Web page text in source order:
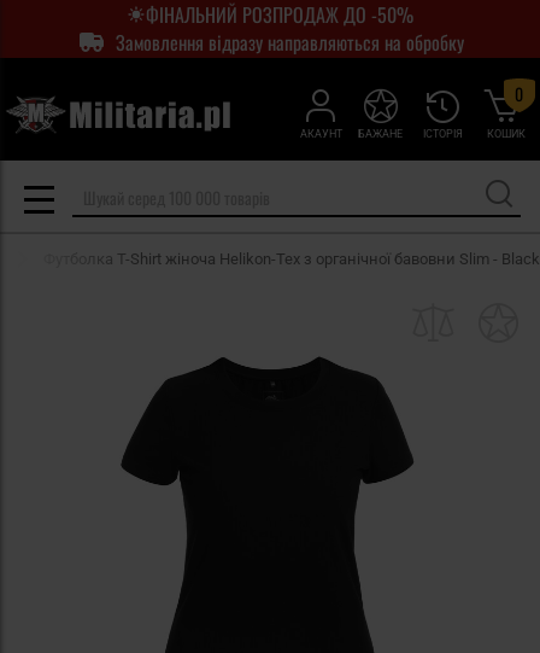
ФІНАЛЬНИЙ РОЗПРОДАЖ ДО -50%
Замовлення відразу направляються на обробку
АКАУНТ ІСТОРІЯ
БАЖАНЕ КОШИК
0
Футболка T-Shirt жіноча Helikon-Tex з органічної бавовни Slim - Black